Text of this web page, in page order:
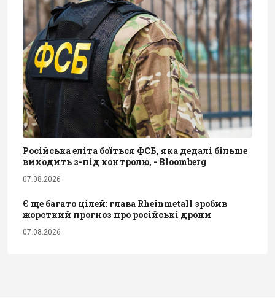
Російська еліта боїться ФСБ, яка дедалі більше
виходить з-під контролю, - Bloomberg
07.08.2026
Є ще багато цілей: глава Rheinmetall зробив
жорсткий прогноз про російські дрони
07.08.2026